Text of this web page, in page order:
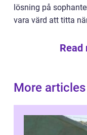
lösning på
vara värd att titta
Read
More articles